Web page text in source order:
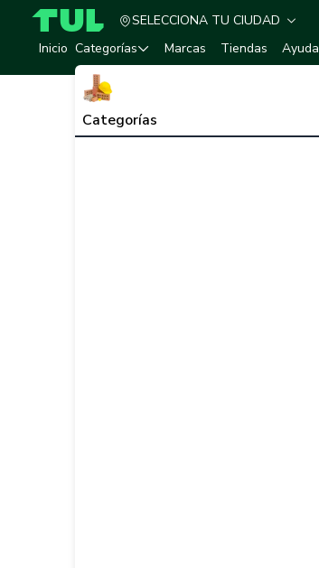
TUL - Tu Marketplace de Construcción
SELECCIONA TU CIUDAD
Inicio Categorías
Categorías
Marcas Tiendas Ayuda
Descripción